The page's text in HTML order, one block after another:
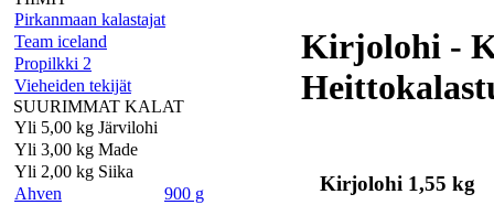
Pirkanmaan kalastajat
Team iceland
Propilkki 2
Vieheiden tekijät
SUURIMMAT KALAT
Yli 5,00 kg Järvilohi
Yli 3,00 kg Made
Yli 2,00 kg Siika
Ahven
900 g
Kirjolohi -
Kirjolohi 1,55 kg